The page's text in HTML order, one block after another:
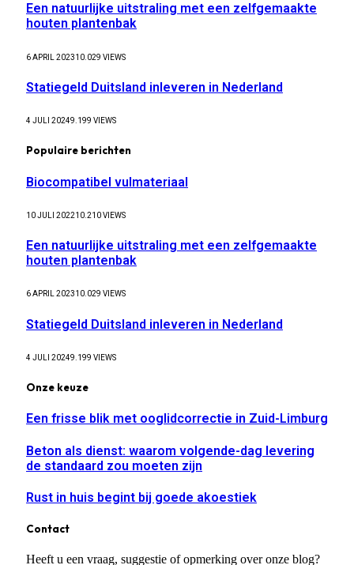
Een natuurlijke uitstraling met een zelfgemaakte
houten plantenbak
6 APRIL 202310.029 VIEWS
Statiegeld Duitsland inleveren in Nederland
4 JULI 20249.199 VIEWS
Populaire berichten
Biocompatibel vulmateriaal
10 JULI 202210.210VIEWS
Een natuurlijke uitstraling met een zelfgemaakte
houten plantenbak
6 APRIL 202310.029 VIEWS
Statiegeld Duitsland inleveren in Nederland
4 JULI 20249.199 VIEWS
Onze keuze
Een frisse blik met ooglidcorrectie in Zuid-Limburg
Beton als dienst: waarom volgende-dag levering
de standaard zou moeten zijn
Rust in huis begint bij goede akoestiek
Contact
Heeft u een vraag, suggestie of opmerking over onze blog?